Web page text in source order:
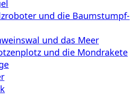
und die Baumstumpf-
und das Meer
und die Mondrakete